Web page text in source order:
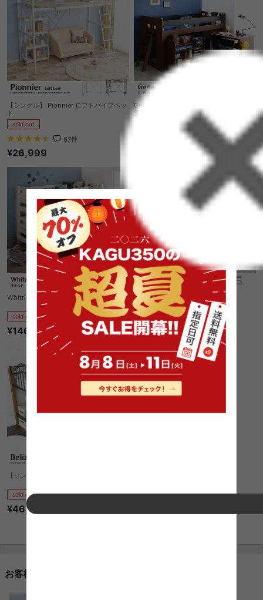
【シングル】 Pionnier ロフトパイプベッ
ド
sold out
67件
¥26,999
Gintan ランドセルラック付き木目調シス
テムベッド
Whitriple 多段ベッド
sold out
¥146,520
【シングル】 Belize ハイベッド
sold out
¥56,410
【シングル】 Belize ミドルベッド
sold out
¥46,050
お客様レビューのご紹介